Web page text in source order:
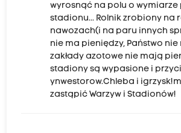
wyrosnąć na polu o wymiarze
stadionu... Rolnik zrobiony na
nawozach(i na paru innych
nie ma pieniędzy, Państwo
zakłady azotowe nie mają
stadiony są wypasione i
ynwestorow.Chleba i
zastąpić Warzyw i Stadionów!